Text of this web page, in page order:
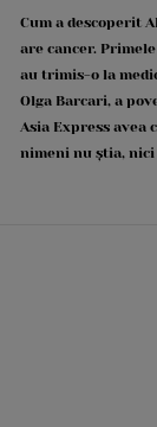
Cum a descoperit
are cancer.
au trimis-o la
Olga Barcari, a
Asia Express avea
nimeni nu știa, nici